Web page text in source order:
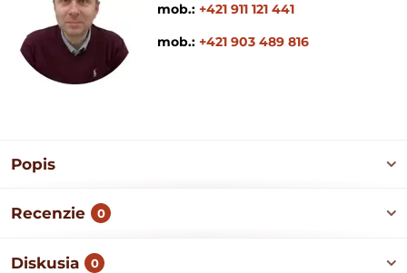
mob.: +421 911 121 441
mob.: +421 903 489 816
Popis
Recenzie 0
Diskusia 0